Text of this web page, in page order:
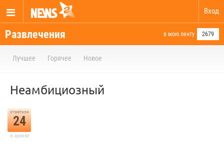
Вход
Развлечения в мою ленту 2679
Лучшее Горячее Новое
Неамбициозный
отметили
24
в архиве